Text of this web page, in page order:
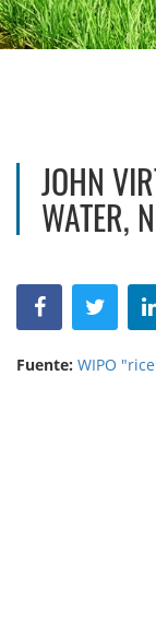
JOHN
WATER,
Fuente: WIPO